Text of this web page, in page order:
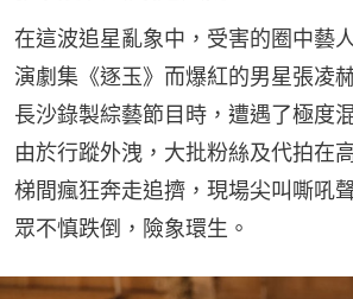
在這波追星亂象中，受害的圈中藝
演劇集《逐玉》而爆紅的男星張凌
長沙錄製綜藝節目時，遭遇了極度
由於行蹤外洩，大批粉絲及代拍在
梯間瘋狂奔走追擠，現場尖叫嘶吼
眾不慎跌倒，險象環生。